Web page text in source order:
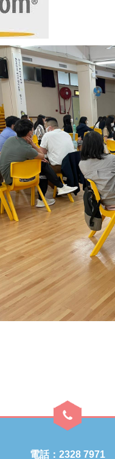
電話：2328 7971